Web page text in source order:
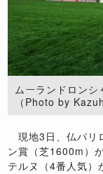
ムーランドロンシ
（Photo by
現地3日、仏パリ
ン賞（芝1600m）
テルヌ（4番人気）